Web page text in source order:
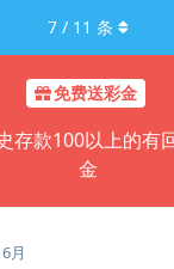
免费送彩金
存款100以上的有
金
7 / 11 条
月